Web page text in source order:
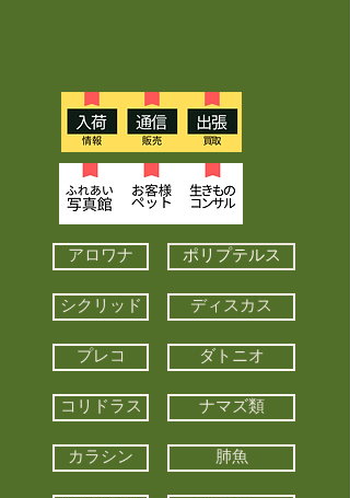
アロワナ ポリプテルス
シクリッド ディスカス
プレコ ダトニオ
コリドラス ナマズ類
カラシン 肺魚